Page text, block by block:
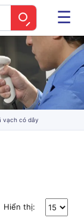
vạch có dây
Hiển thị: